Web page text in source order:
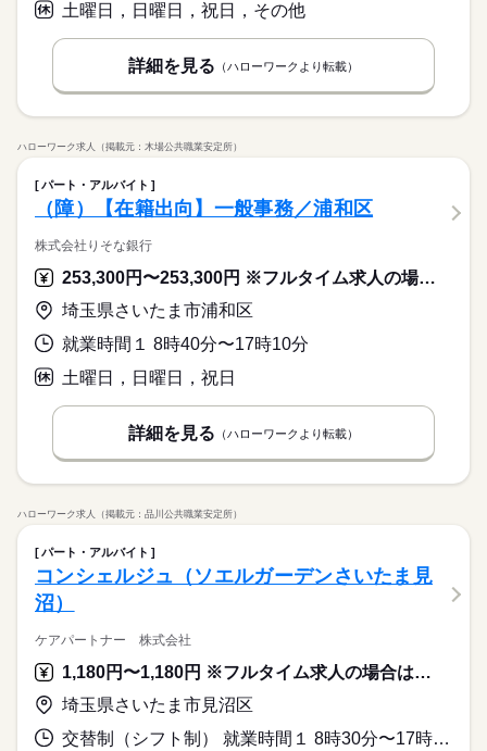
土曜日，日曜日，祝日，その他
詳細を見る （ハローワークより転載）
ハローワーク求人（掲載元：木場公共職業安定所）
パート・アルバイト
（障）【在籍出向】一般事務／浦和区
株式会社りそな銀行
253,300円〜253,300円 ※フルタイム求人の場合は月額（換算額）、パート求人の場合は時間額を表示しています。
埼玉県さいたま市浦和区
就業時間１ 8時40分〜17時10分
土曜日，日曜日，祝日
詳細を見る （ハローワークより転載）
ハローワーク求人（掲載元：品川公共職業安定所）
パート・アルバイト
コンシェルジュ（ソエルガーデンさいたま見
沼）
ケアパートナー 株式会社
1,180円〜1,180円 ※フルタイム求人の場合は月額（換算額）、パート求人の場合は時間額を表示しています。
埼玉県さいたま市見沼区
交替制（シフト制） 就業時間１ 8時30分〜17時30分